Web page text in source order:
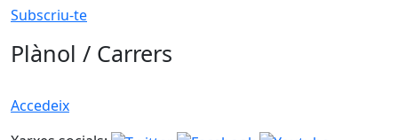
Subscriu-te
Plànol / Carrers
Accedeix